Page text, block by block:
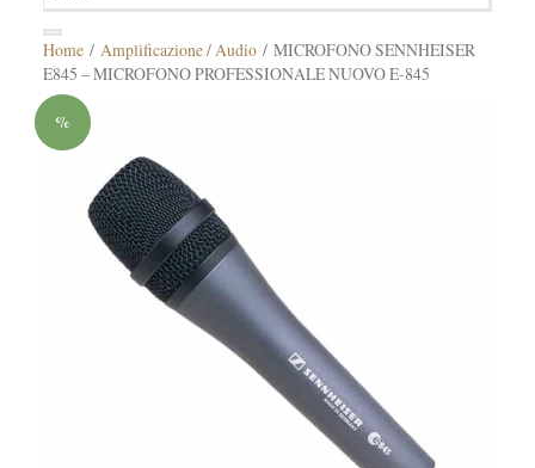
Home/ Amplificazione / Audio/ MICROFONO SENNHEISER
E845 – MICROFONO PROFESSIONALE NUOVO E-845
%